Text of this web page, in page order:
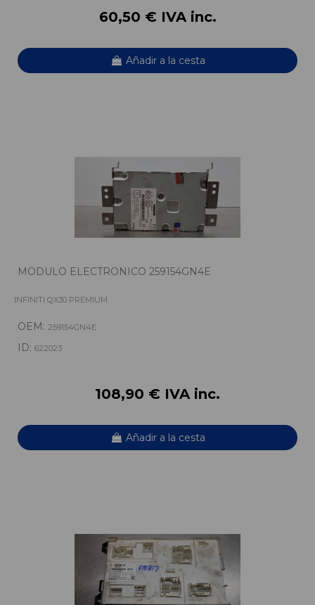
60,50 € IVA inc.
Añadir a la cesta
MODULO ELECTRONICO 259154GN4E
INFINITI QX30 PREMIUM
OEM: 259154GN4E
ID: 622023
108,90 € IVA inc.
Añadir a la cesta